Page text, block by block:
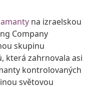
na izraelskou
Company
skupinu
která zahrnovala asi
kontrolovaných
světovou